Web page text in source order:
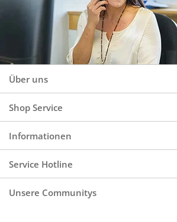
Über uns
Shop Service
Informationen
Service Hotline
Unsere Communitys